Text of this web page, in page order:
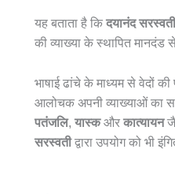
यह बताता है कि दयानंद सरस्वती
की व्याख्या के स्थापित
भाषाई ढांचे के माध्यम से वेदों की
आलोचक अपनी व्याख्याओं का
पतंजलि, यास्कऔर कात्यायन
सरस्वतीद्वारा उपयोग को भी